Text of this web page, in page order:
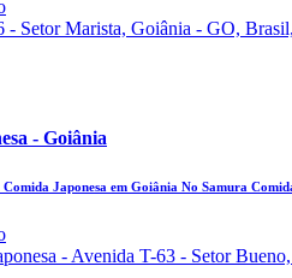
- Setor Marista, Goiânia - GO,
- Goiânia
Japonesa em Goiânia No Samura
- Avenida T-63 - Setor